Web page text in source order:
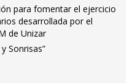
para fomentar el ejercicio
desarrollada por el
de Unizar
Sonrisas”